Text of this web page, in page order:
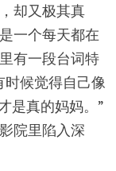
却又极其真
一个每天都在
有一段台词特
时候觉得自己像
是真的妈妈。”
院里陷入深